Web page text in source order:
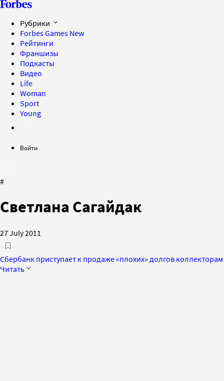
Рубрики
Forbes Games New
Рейтинги
Франшизы
Подкасты
Видео
Life
Woman
Sport
Young
Войти
#
Светлана Сагайдак
27 July 2011
Сбербанк приступает к продаже «плохих» долгов коллекторам
Читать